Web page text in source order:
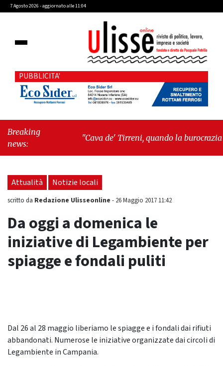
7 Agosto 2026 - aggiornato alle 11:04
PUBBLICITA'
Breaking
news:
"Cava de' Tirreni, quando la burocrazia
Attualità Notizie locali
scritto da Redazione Ulisseonline - 26 Maggio 2017 11:42
Da oggi a domenica le
iniziative di Legambiente per
spiagge e fondali puliti
Dal 26 al 28 maggio liberiamo le spiagge e i fondali dai rifiuti
abbandonati. Numerose le iniziative organizzate dai circoli di
Legambiente in Campania.